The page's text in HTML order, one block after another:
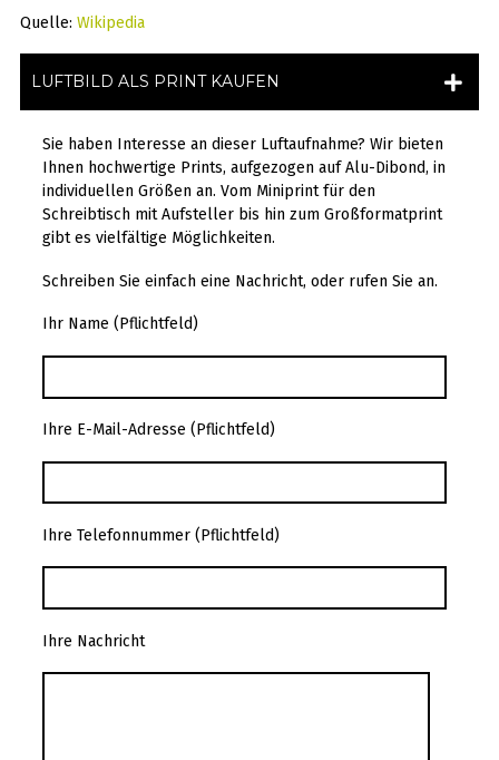
Quelle: Wikipedia
LUFTBILD ALS PRINT KAUFEN
Sie haben Interesse an dieser Luftaufnahme? Wir bieten
Ihnen hochwertige Prints, aufgezogen auf Alu-Dibond, in
individuellen Größen an. Vom Miniprint für den
Schreibtisch mit Aufsteller bis hin zum Großformatprint
gibt es vielfältige Möglichkeiten.
Schreiben Sie einfach eine Nachricht, oder rufen Sie an.
Ihr Name (Pflichtfeld)
Ihre E-Mail-Adresse (Pflichtfeld)
Ihre Telefonnummer (Pflichtfeld)
Ihre Nachricht